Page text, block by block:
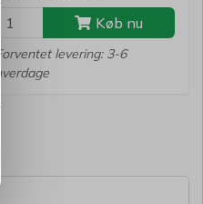
Køb nu
Forventet levering: 3-6
hverdage